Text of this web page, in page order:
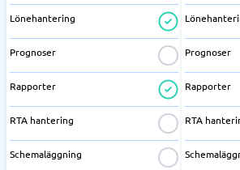
Lönehantering
Prognoser
Rapporter
RTA hantering
Schemaläggning
Prognoser
Rapporter
RTA